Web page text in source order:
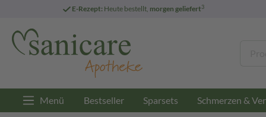
E-Rezept: Heute bestellt, morgen geliefert3
Menü Bestseller Sparsets Schmerzen &